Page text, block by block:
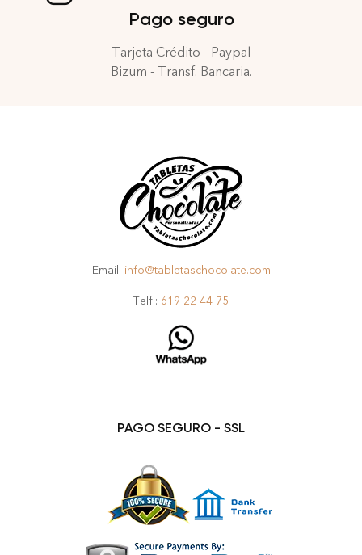
Pago seguro
Tarjeta Crédito - Paypal
Bizum - Transf. Bancaria.
Email: info@tabletaschocolate.com
Telf.: 619 22 44 75
PAGO SEGURO - SSL